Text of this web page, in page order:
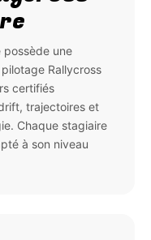
possède une
Rallycross
certifiés
trajectoires et
Chaque stagiaire
à son niveau